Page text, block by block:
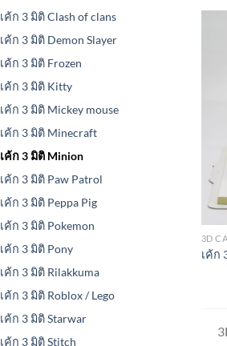
เค้ก 3 มิติ Clash of clans
เค้ก 3 มิติ Demon Slayer
เค้ก 3 มิติ Frozen
เค้ก 3 มิติ Kitty
เค้ก 3 มิติ Mickey mouse
เค้ก 3 มิติ Minecraft
เค้ก 3 มิติ Minion
เค้ก 3 มิติ Paw Patrol
เค้ก 3 มิติ Peppa Pig
เค้ก 3 มิติ Pokemon
เค้ก 3 มิติ Pony
เค้ก 3 มิติ Rilakkuma
เค้ก 3 มิติ Roblox / Lego
เค้ก 3 มิติ Starwar
เค้ก 3 มิติ Stitch
3D
เค้ก